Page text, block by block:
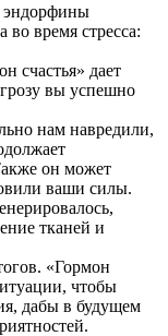
эндорфины
во время стресса:
счастья» дает
вы успешно
нам навредили,
он может
ваши силы.
тканей и
«Гормон
чтобы
дабы в будущем